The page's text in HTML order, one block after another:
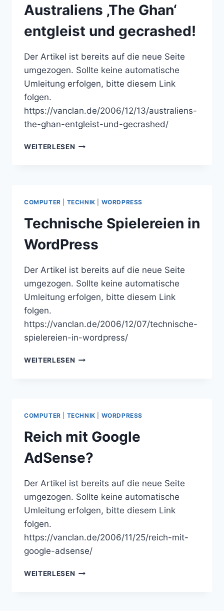
TASCHE
Australiens ‚The Ghan‘
entgleist und gecrashed!
Der Artikel ist bereits auf die neue Seite
umgezogen. Sollte keine automatische
Umleitung erfolgen, bitte diesem Link
folgen.
https://vanclan.de/2006/12/13/australiens-
the-ghan-entgleist-und-gecrashed/
WEITERLESEN AUSTRALIENS
GECRASHED!
COMPUTER TECHNIK WORDPRESS
Technische Spielereien in
WordPress
Der Artikel ist bereits auf die neue Seite
umgezogen. Sollte keine automatische
Umleitung erfolgen, bitte diesem Link
folgen.
https://vanclan.de/2006/12/07/technische-
spielereien-in-wordpress/
WEITERLESEN TECHNISCHE
COMPUTER TECHNIK WORDPRESS
Reich mit Google
AdSense?
Der Artikel ist bereits auf die neue Seite
umgezogen. Sollte keine automatische
Umleitung erfolgen, bitte diesem Link
folgen.
https://vanclan.de/2006/11/25/reich-mit-
google-adsense/
WEITERLESEN REICH